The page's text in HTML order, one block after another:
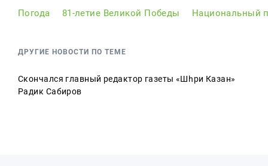
Погода 81-летие Великой Победы Национальный
ДРУГИЕ НОВОСТИ ПО ТЕМЕ
Скончался главный редактор газеты «Шәһри Казан»
Радик Сабиров